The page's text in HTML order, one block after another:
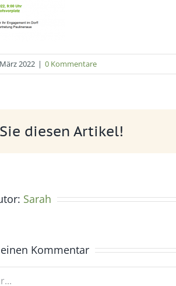
2022 | 0 Kommentare
diesen Artikel!
Sarah
Kommentar